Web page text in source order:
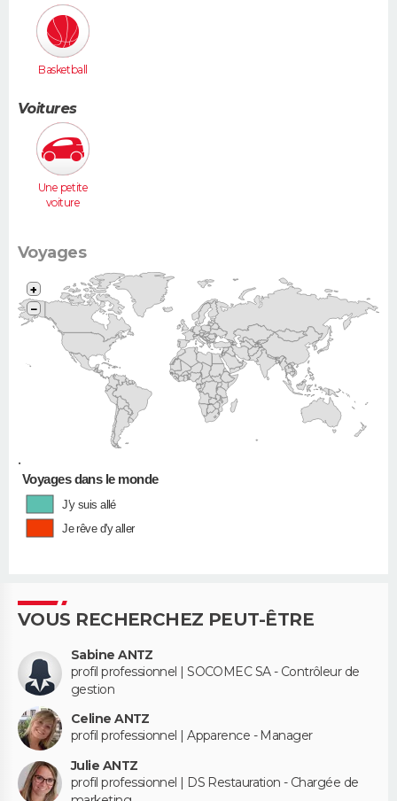
Basketball
Voitures
Une petite
voiture
Voyages
•
+
−
Voyages dans le monde
J'y suis allé
Je rêve d'y aller
VOUS RECHERCHEZ PEUT-ÊTRE
Sabine ANTZ
profil professionnel | SOCOMEC SA - Contrôleur de
gestion
Celine ANTZ
profil professionnel | Apparence - Manager
Julie ANTZ
profil professionnel | DS Restauration - Chargée de